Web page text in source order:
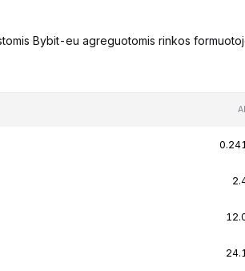
Bybit-eu agreguotomis rinkos